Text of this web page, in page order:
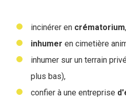
incinérer en crématorium,
inhumer en cimetière
inhumer sur un terrain
plus bas),
confier à une entreprise